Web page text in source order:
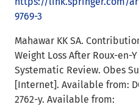
9769-3
Mahawar KK SA.
Weight Loss After Roux-en-
Systematic Review. Obes
[Internet]. Available from:
2762-y. Available from: